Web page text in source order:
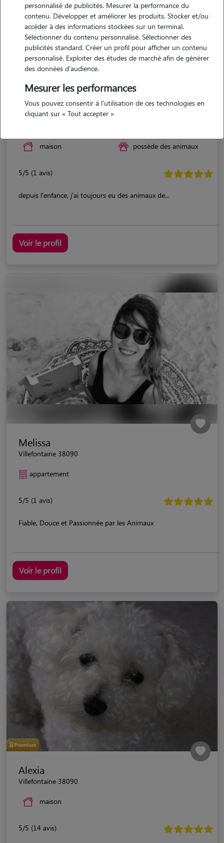
Elsa
maison possède des animaux
5/5 (1 avis)
depuis l'enfance, j'ai toujours eu des animaux de...
Voir le profil
Melissa
Villefontaine 38090
appartement
5/5 (1 avis)
Fiable, Douce et Passionnée par les Animaux
Voir le profil
Alexia
Villefontaine 38090
maison
5/5 (14 avis)
personnalisé de publicités. Mesurer la performance du
contenu. Développer et améliorer les produits. Stocker et/ou
accéder à des informations stockées sur un terminal.
Sélectionner du contenu personnalisé. Sélectionner des
publicités standard. Créer un profil pour afficher un contenu
personnalisé. Exploiter des études de marché afin de générer
des données d'audience.
Mesurer les performances
Vous pouvez consentir à l'utilisation de ces technologies en
cliquant sur « Tout accepter »